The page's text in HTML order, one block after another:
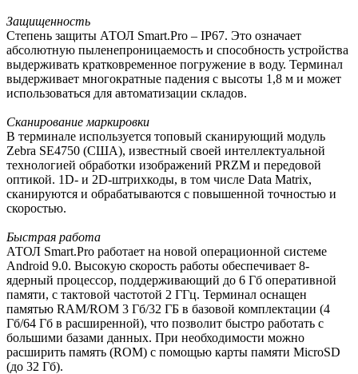
Защищенность
Степень защиты АТОЛ Smart.Pro – IP67. Это означает
абсолютную пыленепроницаемость и способность устройства
выдерживать кратковременное погружение в воду. Терминал
выдерживает многократные падения с высоты 1,8 м и может
использоваться для автоматизации складов.
Сканирование маркировки
В терминале используется топовый сканирующий модуль
Zebra SE4750 (США), известный своей интеллектуальной
технологией обработки изображений PRZM и передовой
оптикой. 1D- и 2D-штрихкоды, в том числе Data Matrix,
сканируются и обрабатываются с повышенной точностью и
скоростью.
Быстрая работа
АТОЛ Smart.Pro работает на новой операционной системе
Android 9.0. Высокую скорость работы обеспечивает 8-
ядерный процессор, поддерживающий до 6 Гб оперативной
памяти, с тактовой частотой 2 ГГц. Терминал оснащен
памятью RAM/ROM 3 Гб/32 ГБ в базовой комплектации (4
Гб/64 Гб в расширенной), что позволит быстро работать с
большими базами данных. При необходимости можно
расширить память (ROM) с помощью карты памяти MicroSD
(до 32 Гб).